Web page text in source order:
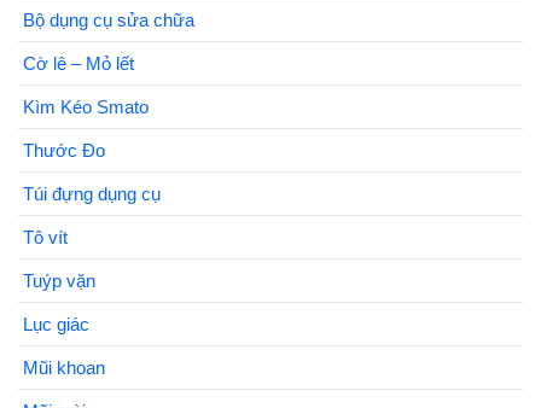
Bộ dụng cụ sửa chữa
Cờ lê – Mỏ lết
Kìm Kéo Smato
Thước Đo
Túi đựng dụng cụ
Tô vít
Tuýp vặn
Lục giác
Mũi khoan